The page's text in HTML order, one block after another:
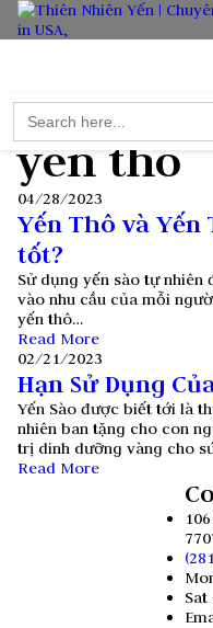
Search
for:
yen tho
04/28/2023
Yến Thô và Yến
tốt?
Sử dụng yến sào tự
vào nhu cầu của mỗi
yến thô…
Read More
02/21/2023
Hạn Sử Dụng
Yến Sào được biết tới là
nhiên ban tặng cho con
trị dinh dưỡng vàng cho
Read More
Sat